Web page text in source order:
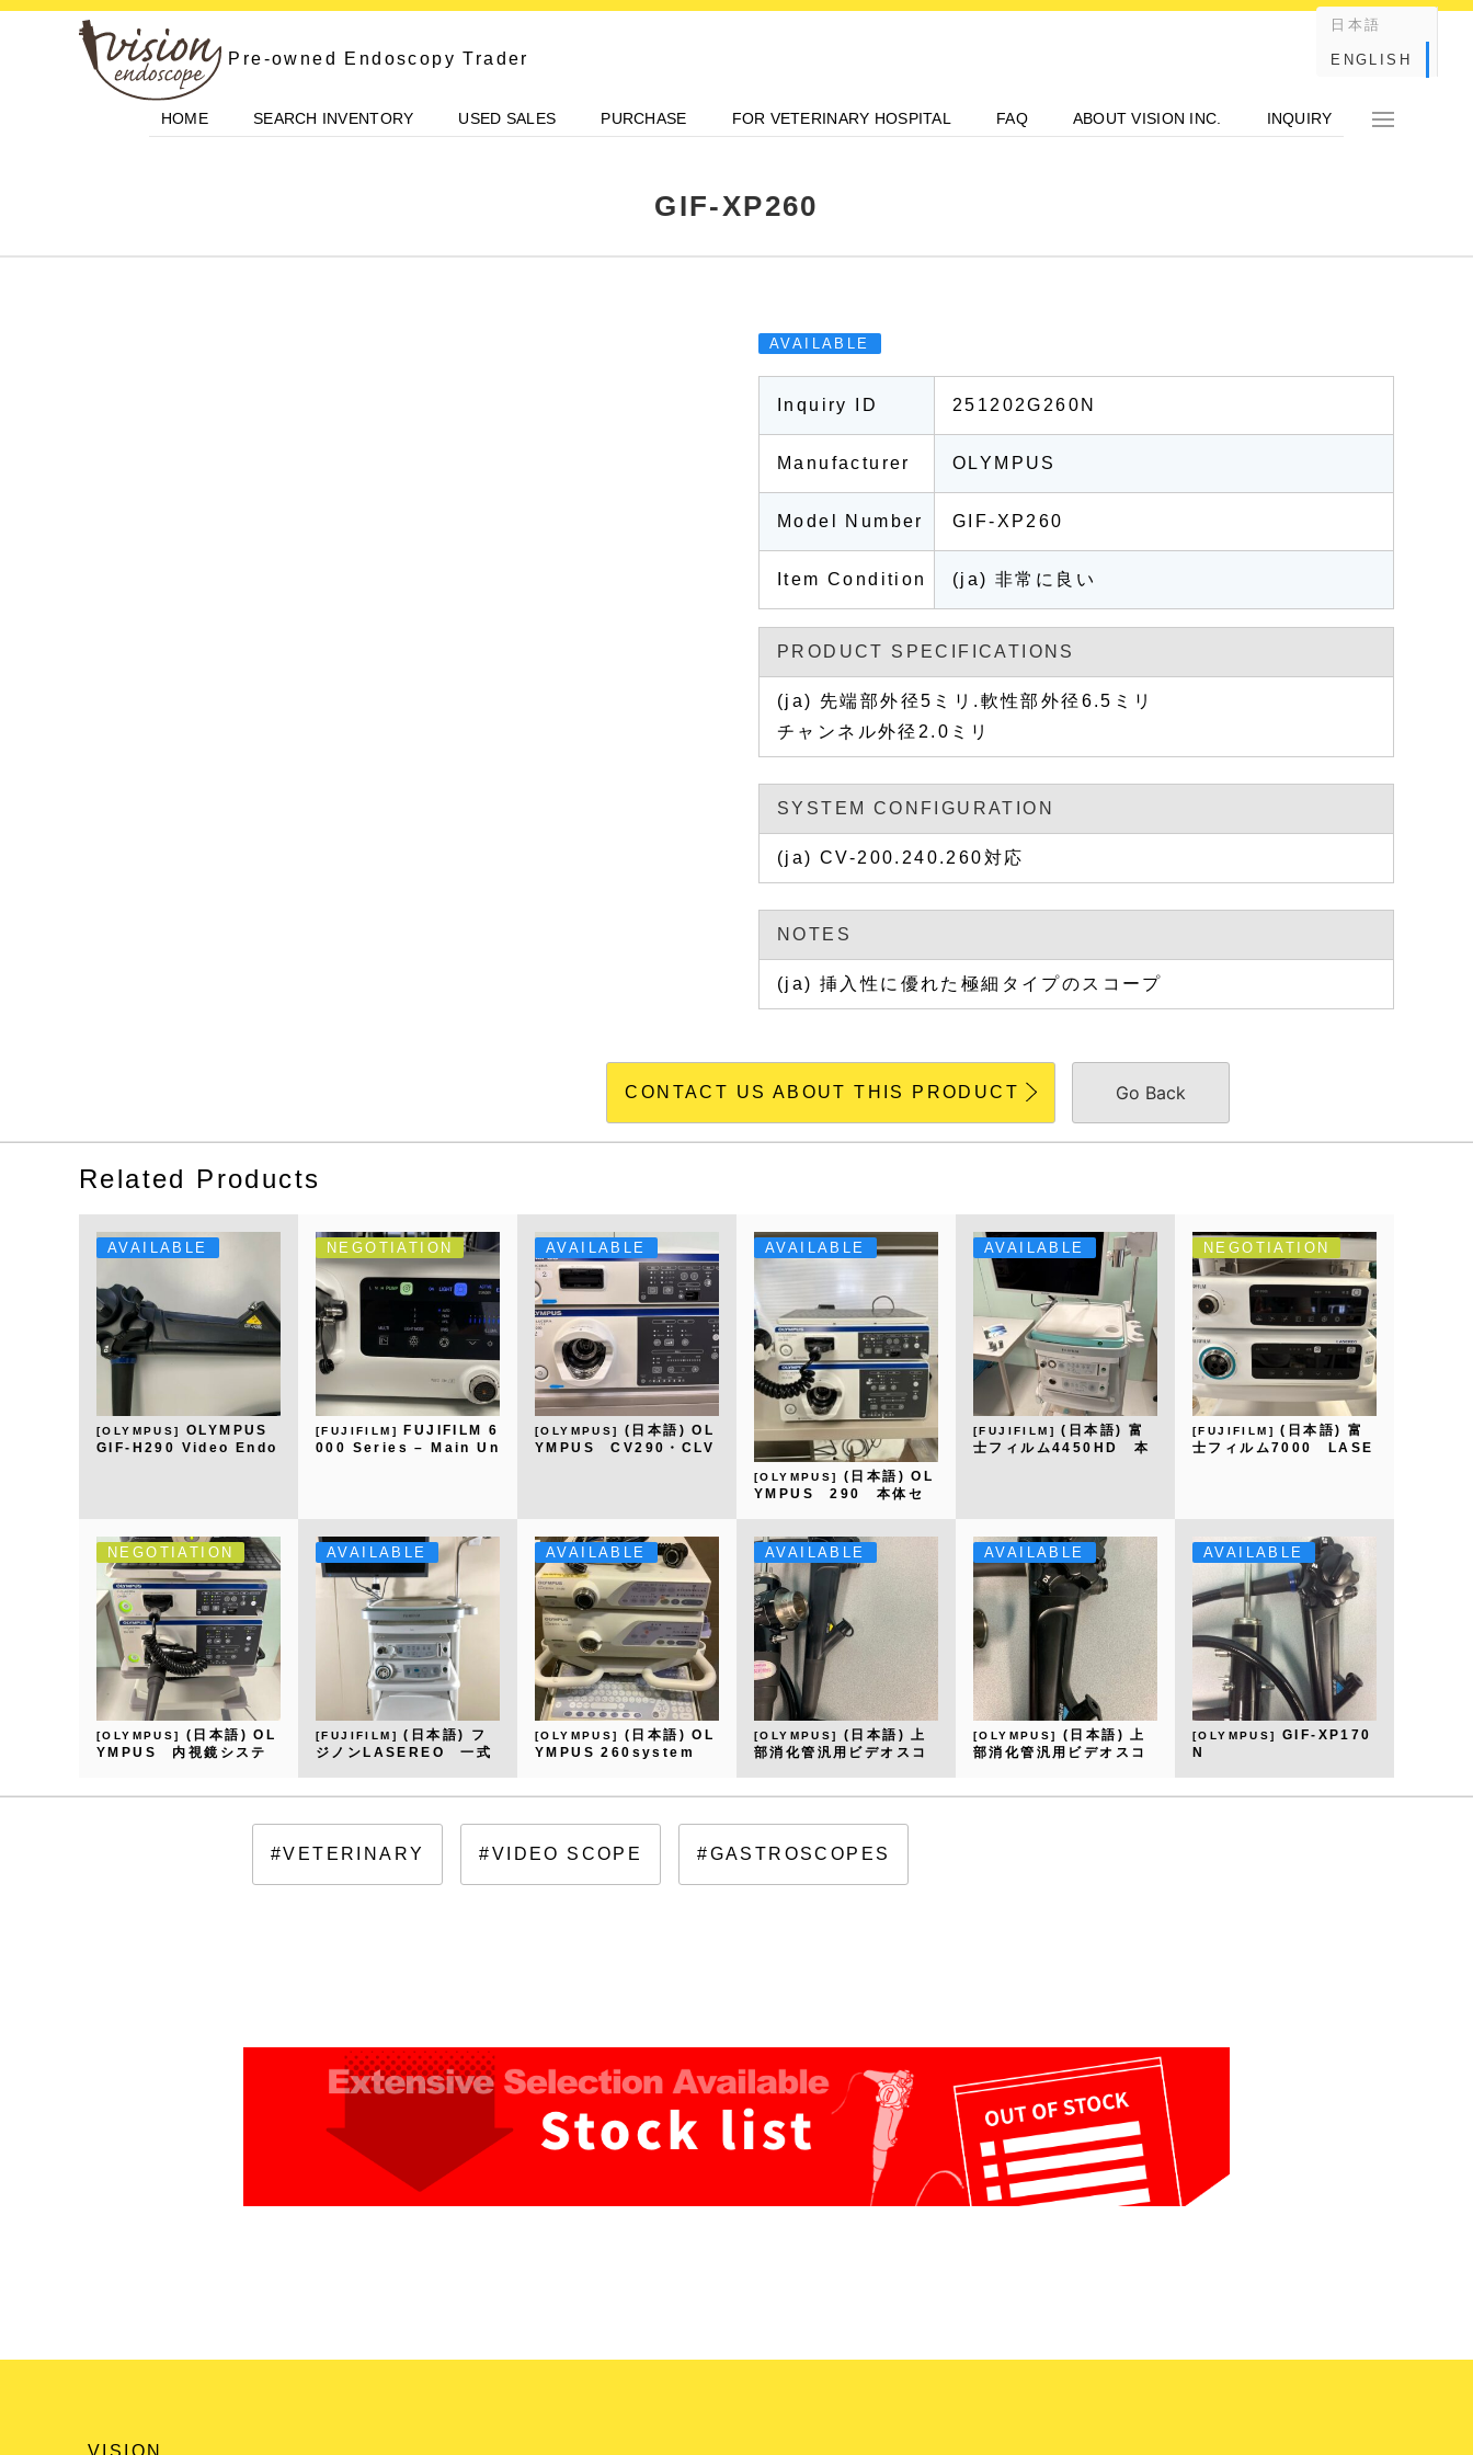
Skip
Pre-owned Endoscopy Trader
HOME SEARCH INVENTORY USED SALES PURCHASE FOR VETERINARY HOSPITAL FAQ ABOUT VISION INC. INQUIRY
日本語
ENGLISH
GIF-XP260
AVAILABLE
Inquiry ID 251202G260N
Manufacturer OLYMPUS
Model Number GIF-XP260
Item Condition (ja) 非常に良い
PRODUCT SPECIFICATIONS
(ja) 先端部外径5ミリ.軟性部外径6.5ミリ
チャンネル外径2.0ミリ
SYSTEM CONFIGURATION
(ja) CV-200.240.260対応
NOTES
(ja) 挿入性に優れた極細タイプのスコープ
CONTACT US ABOUT THIS PRODUCT Go Back
Related Products
AVAILABLE
[OLYMPUS] OLYMPUS
GIF-H290 Video Endo
NEGOTIATION
[FUJIFILM]
FUJIFILM 6
000 Series – Main Un
AVAILABLE
[OLYMPUS] (日本語) OL
YMPUS CV290・CLV
AVAILABLE
[OLYMPUS] (日本語) OL
YMPUS 290 本体セ
AVAILABLE
[FUJIFILM](日本語) 富
士フィルム4450HD 本
NEGOTIATION
[FUJIFILM](日本語) 富
士フィルム7000 LASE
NEGOTIATION
[OLYMPUS] (日本語) OL
YMPUS 内視鏡システ
AVAILABLE
[FUJIFILM](日本語) フ
ジノンLASEREO 一式
AVAILABLE
[OLYMPUS] (日本語) OL
YMPUS 260system
AVAILABLE
[OLYMPUS] (日本語) 上
部消化管汎用ビデオスコ
AVAILABLE
[OLYMPUS] (日本語) 上
部消化管汎用ビデオスコ
AVAILABLE
[OLYMPUS] GIF-XP170
N
#VETERINARY #VIDEO SCOPE #GASTROSCOPES
VISION